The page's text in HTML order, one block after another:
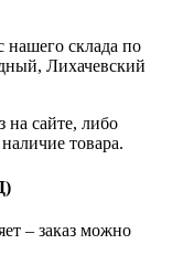
нашего склада по
Лихачевский
на сайте, либо
товара.
– заказ можно